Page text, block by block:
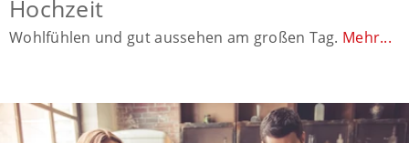
Hochzeit
Wohlfühlen und gut aussehen am großen Tag. Mehr...